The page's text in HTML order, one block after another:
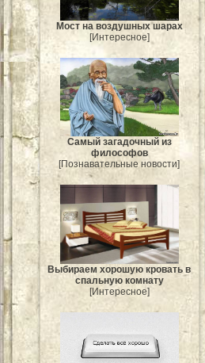
Мост на воздушных шарах
[Интересное]
Самый загадочный из
философов
[Познавательные новости]
Выбираем хорошую кровать в
спальную комнату
[Интересное]